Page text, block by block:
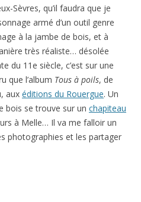
Sèvres, qu’il faudra que je
armé d’un outil genre
à la jambe de bois, et à
très réaliste… désolée
du 11e siècle, c’est sur une
que l’album Tous à poils, de
aux éditions du Rouergue. Un
bois se trouve sur un chapiteau
à Melle… Il va me falloir un
photographies et les partager